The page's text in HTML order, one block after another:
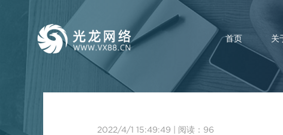
首页 关
2022/4/1 15:49:49 | 阅读： 96